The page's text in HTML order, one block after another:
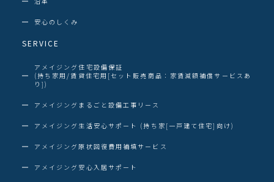
安心のしくみ
SERVICE
アメイジング住宅設備保証
(持ち家用/賃貸住宅用[セット販売商品：家賃減額補償サービスあ
り])
アメイジングまるごと設備工事リース
アメイジング生活安心サポート (持ち家[一戸建て住宅]向け)
アメイジング原状回復費用補填サービス
アメイジング安心入居サポート